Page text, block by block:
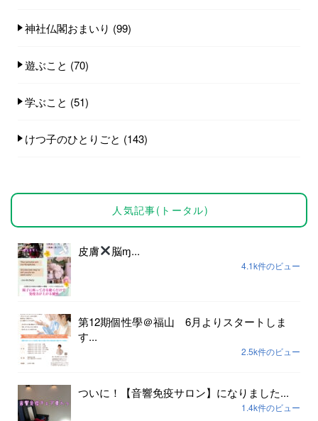
神社仏閣おまいり (99)
遊ぶこと (70)
学ぶこと (51)
けつ子のひとりごと (143)
人気記事(トータル)
皮膚 脳ɱ...
4.1k件のビュー
第12期個性學＠福山 6月よりスタートしま
す...
2.5k件のビュー
ついに！【音響免疫サロン】になりました...
1.4k件のビュー